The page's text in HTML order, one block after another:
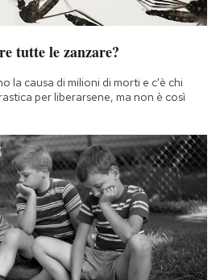
tutte le zanzare?
la causa di milioni di morti e c'è chi
per liberarsene, ma non è così